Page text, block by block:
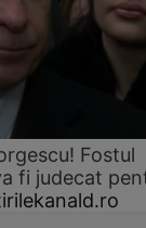
Fostul
fi judecat